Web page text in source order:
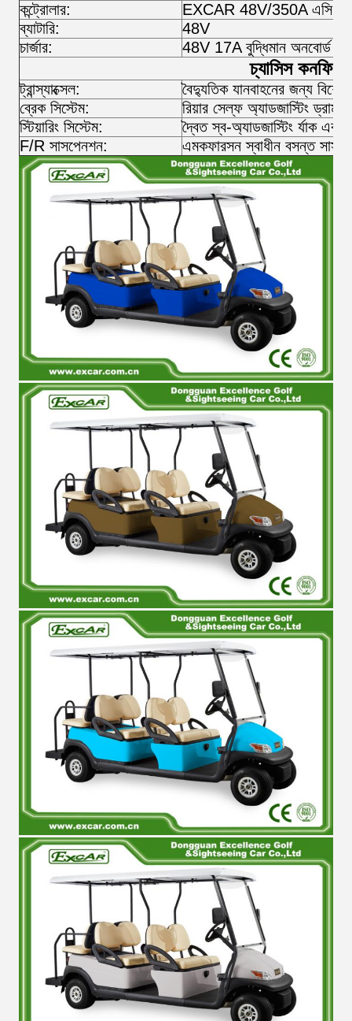
কন্ট্রোলার:
EXCAR 48V/350A এসি
ব্যাটারি:
48V
চার্জার:
48V 17A বুদ্ধিমান অনবোর্ড
চ্যাসিস
ট্রান্স্যাক্সেল:
বৈদ্যুতিক যানবাহনের জন্য
ব্রেক সিস্টেম:
রিয়ার সেল্ফ অ্যাডজাস্টিং ড্রাম
স্টিয়ারিং সিস্টেম:
দ্বৈত স্ব-অ্যাডজাস্টিং র্যাক এবং
F/R সাসপেনশন:
এমকফারসন স্বাধীন বসন্ত